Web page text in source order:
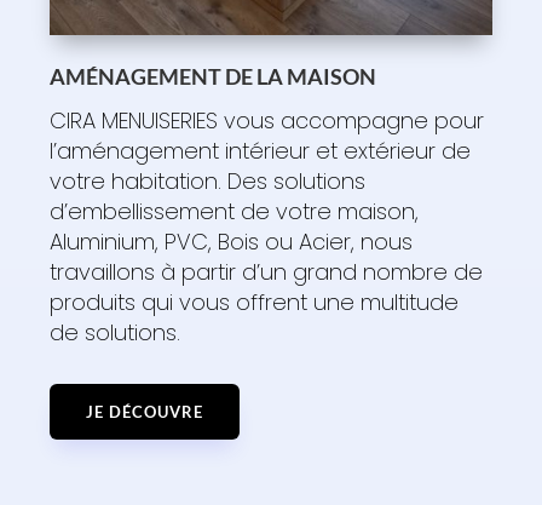
AMÉNAGEMENT DE LA MAISON
CIRA MENUISERIES vous accompagne pour
l’aménagement intérieur et extérieur de
votre habitation. Des solutions
d’embellissement de votre maison,
Aluminium, PVC, Bois ou Acier, nous
travaillons à partir d’un grand nombre de
produits qui vous offrent une multitude
de solutions.
JE DÉCOUVRE